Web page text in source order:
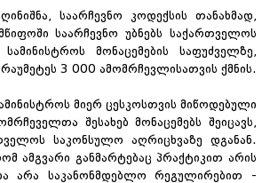
საარჩევნო კოდექსის თანახმად,
საარჩევნო უბნებს საქართველოს
მონაცემების საფუძველზე,
3 000 ამომრჩევლისათვის ქმნის.
მიერ ცესკოსთვის მიწოდებული
შესახებ მონაცემებს შეიცავს,
საკონსულო აღრიცხვაზე დგანან.
ამგვარი განმარტებაც პრაქტიკით არის
არა საკანონმდებლო რეგულირებით -